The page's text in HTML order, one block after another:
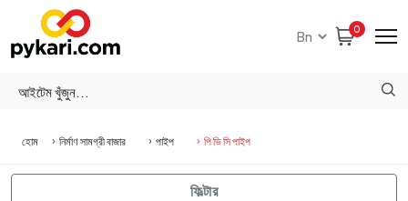
0
হোম নির্মাণ সামগ্রী বাজার পাইপ পি ভি সি পাইপ
ফিল্টার